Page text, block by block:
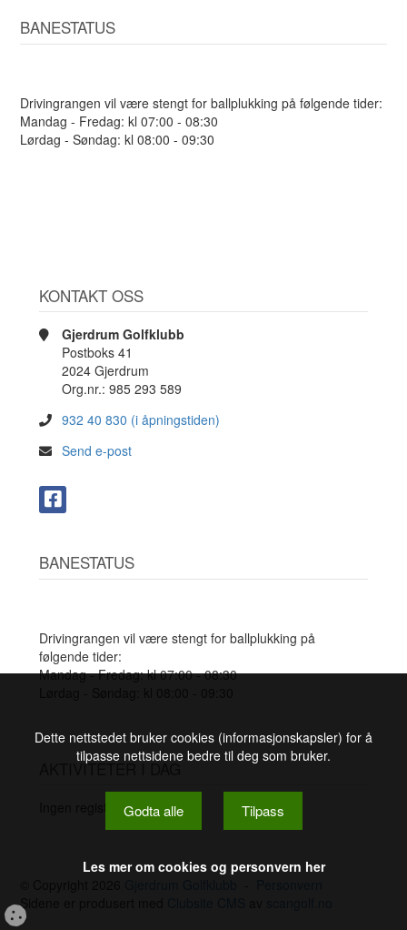
BANESTATUS
Drivingrangen vil være stengt for ballplukking på følgende tider:
Mandag - Fredag: kl 07:00 - 08:30
Lørdag - Søndag: kl 08:00 - 09:30
KONTAKT OSS
Gjerdrum Golfklubb
Postboks 41
2024 Gjerdrum
Org.nr.: 985 293 589
932 40 830 (i åpningstiden)
Send e-post
BANESTATUS
Drivingrangen vil være stengt for ballplukking på
følgende tider:
Mandag - Fredag: kl 07:00 - 08:30
AKTIVITETER I DAG
Ingen registrerte.
Sidene er produsert med
Dette nettstedet bruker cookies (informasjonskapsler) for å
tilpasse nettsidene bedre til deg som bruker.
Godta alle Tilpass
Les mer om cookies og personvern her